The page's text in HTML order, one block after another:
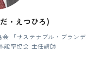
・えつひろ)
「サステナブル・ブランデ
能率協会 主任講師